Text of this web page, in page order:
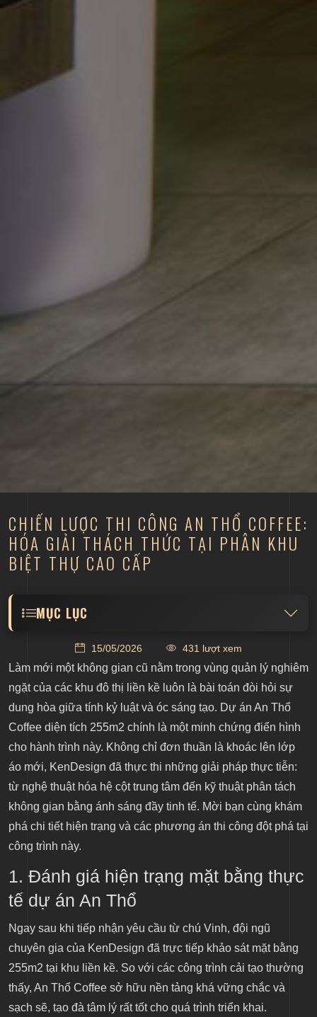
CHIẾN LƯỢC THI CÔNG AN THỔ COFFEE:
HÓA GIẢI THÁCH THỨC TẠI PHÂN KHU
BIỆT THỰ CAO CẤP
MỤC LỤC
2. Tâm huyết và kỳ vọng về một không gian mang
dấu ấn riêng của chú Vinh
3. Những khó khăn kỹ thuật tại công trình
Hệ cột trụ án ngữ vị trí trung tâm
Quy chuẩn khắt khe từ Ban quản lý khu biệt thự
liền kề
Vận chuyển ban đêm – Thi công ban ngày
4. Hệ thống giải pháp thi công từ KenDesign
Nghệ thuật hóa hệ cột trung tâm
Kỹ thuật phân tách không gian không sử dụng vách
ngăn
Tối ưu lợi thế 3 mặt tiền và tầm nhìn Panorama
Không gian ngoài trời phóng khoáng
5. Hướng tới một công trình hoàn mỹ và đẳng cấp
15/05/2026 431 lượt xem
Làm mới một không gian cũ nằm trong vùng quản lý nghiêm
ngặt của các khu đô thị liền kề luôn là bài toán đòi hỏi sự
dung hòa giữa tính kỷ luật và óc sáng tạo. Dự án An Thổ
Coffee diện tích 255m2 chính là một minh chứng điển hình
cho hành trình này. Không chỉ đơn thuần là khoác lên lớp
áo mới, KenDesign đã thực thi những giải pháp thực tiễn:
từ nghệ thuật hóa hệ cột trung tâm đến kỹ thuật phân tách
không gian bằng ánh sáng đầy tinh tế. Mời bạn cùng khám
phá chi tiết hiện trạng và các phương án thi công đột phá tại
công trình này.
1. Đánh giá hiện trạng mặt bằng thực
tế dự án An Thổ
Ngay sau khi tiếp nhận yêu cầu từ chú Vinh, đội ngũ
chuyên gia của KenDesign đã trực tiếp khảo sát mặt bằng
255m2 tại khu liền kề. So với các công trình cải tạo thường
thấy, An Thổ Coffee sở hữu nền tảng khá vững chắc và
sạch sẽ, tạo đà tâm lý rất tốt cho quá trình triển khai.